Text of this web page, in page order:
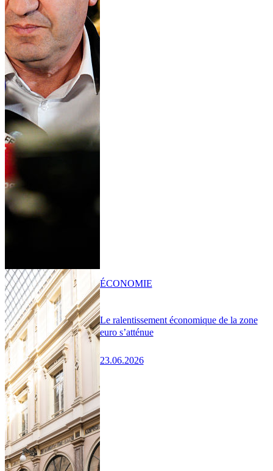
Le ralentissement économique de la zone
euro s’atténue
23.06.2026
ÉCONOMIE